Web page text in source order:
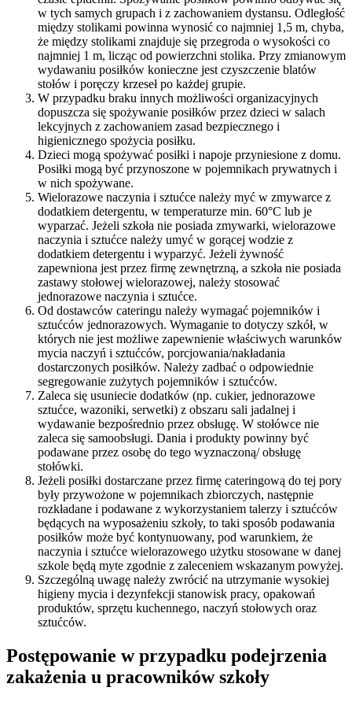
w tych samych grupach i z zachowaniem dystansu. Odległość
między stolikami powinna wynosić co najmniej 1,5 m, chyba,
że między stolikami znajduje się przegroda o wysokości co
najmniej 1 m, licząc od powierzchni stolika. Przy zmianowym
wydawaniu posiłków konieczne jest czyszczenie blatów
stołów i poręczy krzeseł po każdej grupie.
W przypadku braku innych możliwości organizacyjnych
dopuszcza się spożywanie posiłków przez dzieci w salach
lekcyjnych z zachowaniem zasad bezpiecznego i
higienicznego spożycia posiłku.
Dzieci mogą spożywać posiłki i napoje przyniesione z domu.
Posiłki mogą być przynoszone w pojemnikach prywatnych i
w nich spożywane.
Wielorazowe naczynia i sztućce należy myć w zmywarce z
dodatkiem detergentu, w temperaturze min. 60°C lub je
wyparzać. Jeżeli szkoła nie posiada zmywarki, wielorazowe
naczynia i sztućce należy umyć w gorącej wodzie z
dodatkiem detergentu i wyparzyć. Jeżeli żywność
zapewniona jest przez firmę zewnętrzną, a szkoła nie posiada
zastawy stołowej wielorazowej, należy stosować
jednorazowe naczynia i sztućce.
Od dostawców cateringu należy wymagać pojemników i
sztućców jednorazowych. Wymaganie to dotyczy szkół, w
których nie jest możliwe zapewnienie właściwych warunków
mycia naczyń i sztućców, porcjowania/nakładania
dostarczonych posiłków. Należy zadbać o odpowiednie
segregowanie zużytych pojemników i sztućców.
Zaleca się usuniecie dodatków (np. cukier, jednorazowe
sztućce, wazoniki, serwetki) z obszaru sali jadalnej i
wydawanie bezpośrednio przez obsługę. W stołówce nie
zaleca się samoobsługi. Dania i produkty powinny być
podawane przez osobę do tego wyznaczoną/ obsługę
stołówki.
Jeżeli posiłki dostarczane przez firmę cateringową do tej pory
były przywożone w pojemnikach zbiorczych, następnie
rozkładane i podawane z wykorzystaniem talerzy i sztućców
będących na wyposażeniu szkoły, to taki sposób podawania
posiłków może być kontynuowany, pod warunkiem, że
naczynia i sztućce wielorazowego użytku stosowane w danej
szkole będą myte zgodnie z zaleceniem wskazanym powyżej.
Szczególną uwagę należy zwrócić na utrzymanie wysokiej
higieny mycia i dezynfekcji stanowisk pracy, opakowań
produktów, sprzętu kuchennego, naczyń stołowych oraz
sztućców.
Postępowanie w przypadku podejrzenia
zakażenia u pracowników szkoły